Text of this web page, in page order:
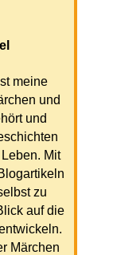
meine
und
und
Mit
zu
auf die
Märchen